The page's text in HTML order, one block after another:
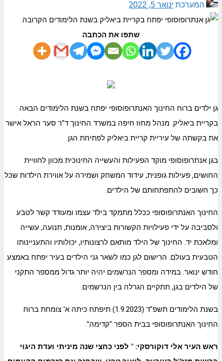
המערכת ינואר 5, 2022
שתפו את הכתבה
גן ילדים ברוח החינוך האנתרופוסופי יפתח בשנת הלימודים הבאה
בקריית ביאליק. מנהל מחוז חיפה במשרד החינוך ד"ר סער הראל אישר
את בקשתה של עיריית קריית ביאליק לפתיחת הגן.
בגן אנתרופוסופי מוקד הפעילות והעשייה החינוכית מכוון לחוויית
החושים, פעילות גופנית, עידוד המשחק ושמירה על אווירת הילדות שכל
כך חשובים להתפתחותם של הילדים.
החינוך האנתרופוסופי ככלל מתמקד בילד עצמו ומעודד קשר לטבע
ולסביבה על ידי פעילויות הקשורות ביצירה, אומנות, תנועה, עשייה
ומלאכת יד. החינוך של הילד מותאם לרצונותיו, יכולותיו והתעניינותו
הטבעית בעולם. הרישום לגן כמו לשאר גני הילדים בעיר יפתח באמצע
חודש ינואר. במידה ומספר הנרשמים יהיה יותר גדול ממספר התקני
של הילדים בגן, תתקיים הגרלה בין הנרשמים.
בשנת הלימודים תשפ"ד (1.9.2023) תיפתח כיתה א' צומחת ברוח
החינוך האנתרופוסופי בבית הספר "קדימה".
ראש העיר אלי דוקורסקי: " לפני כחצי שנה מיניתי ועדת היגוי